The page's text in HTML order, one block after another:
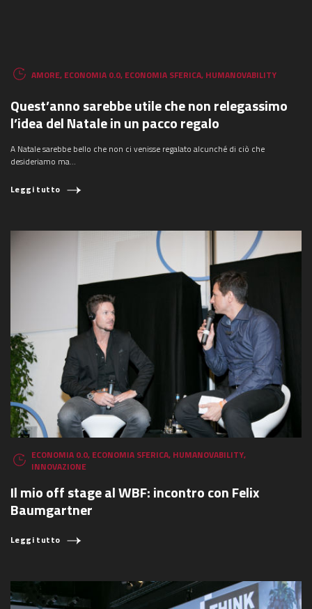
AMORE, ECONOMIA 0.0, ECONOMIA SFERICA, HUMANOVABILITY
Quest’anno sarebbe utile che non relegassimo
l’idea del Natale in un pacco regalo
A Natale sarebbe bello che non ci venisse regalato alcunché di ciò che
desideriamo ma…
Leggi tutto
ECONOMIA 0.0, ECONOMIA SFERICA, HUMANOVABILITY,
INNOVAZIONE
Il mio off stage al WBF: incontro con Felix
Baumgartner
Leggi tutto